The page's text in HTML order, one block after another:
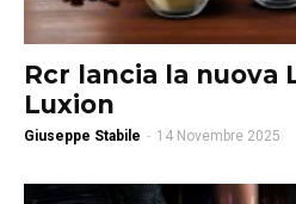
Rcr lancia la nuova
Luxion
Giuseppe Stabile - 14 Novembre 2025